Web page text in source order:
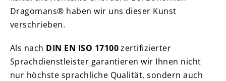
Dragomans® haben wir uns dieser Kunst
verschrieben.
Als nach DIN EN ISO 17100zertifizierter
Sprachdienstleister garantieren wir Ihnen nicht
nur höchste sprachliche Qualität, sondern auch